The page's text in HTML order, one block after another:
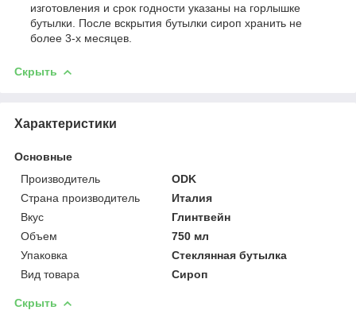
изготовления и срок годности указаны на горлышке
бутылки. После вскрытия бутылки сироп хранить не
более 3-х месяцев.
Скрыть
Характеристики
Основные
Производитель
ODK
Страна производитель
Италия
Вкус
Глинтвейн
Объем
750 мл
Упаковка
Стеклянная бутылка
Вид товара
Сироп
Скрыть